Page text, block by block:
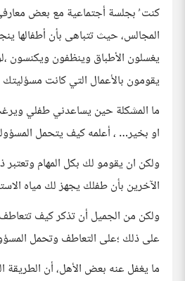
كنت ُ بجلسة أجتماعية مع بعض
المجالس، حيث تتباهى بأن
يغسلون الأطباق وينظفون ويكنسون
يقومون بالأعمال التي كانت مسؤليتك
ما المشكلة حين يساعدني طفلي
او بخير… ، أعلمه كيف يتحمل
ولكن ان يقومو لك بكل المهام
الآخرين بأن طفلك يجهز لك مياه
ولكن من الجميل أن تذكر كيف
على ذلك ؛على التعاطف وتحمل
ما يغفل عنه بعض الأهل، أن الطريقة